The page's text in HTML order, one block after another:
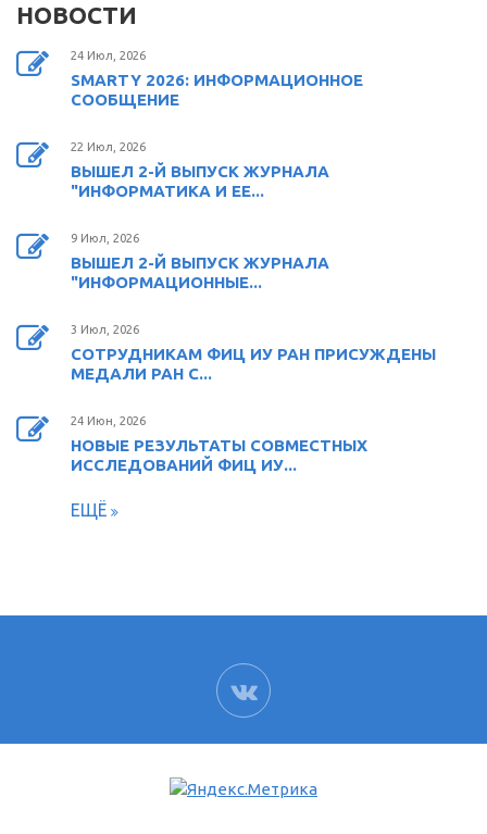
НОВОСТИ
24 Июл, 2026
SMARTY 2026: ИНФОРМАЦИОННОЕ
СООБЩЕНИЕ
22 Июл, 2026
ВЫШЕЛ 2-Й ВЫПУСК ЖУРНАЛА
"ИНФОРМАТИКА И ЕЕ...
9 Июл, 2026
ВЫШЕЛ 2-Й ВЫПУСК ЖУРНАЛА
"ИНФОРМАЦИОННЫЕ...
3 Июл, 2026
СОТРУДНИКАМ ФИЦ ИУ РАН ПРИСУЖДЕНЫ
МЕДАЛИ РАН С...
24 Июн, 2026
НОВЫЕ РЕЗУЛЬТАТЫ СОВМЕСТНЫХ
ИССЛЕДОВАНИЙ ФИЦ ИУ...
ЕЩЁ
ВК